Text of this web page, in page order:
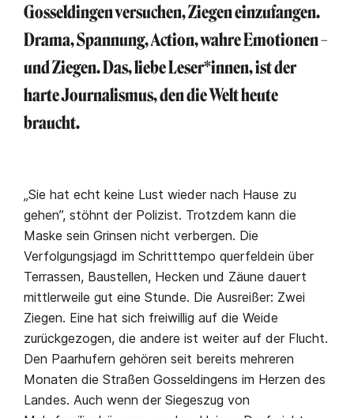
Gosseldingen versuchen, Ziegen einzufangen.
Drama, Spannung, Action, wahre Emotionen –
und Ziegen. Das, liebe Leser*innen, ist der
harte Journalismus, den die Welt heute
braucht.
„Sie hat echt keine Lust wieder nach Hause zu
gehen”, stöhnt der Polizist. Trotzdem kann die
Maske sein Grinsen nicht verbergen. Die
Verfolgungsjagd im Schritttempo querfeldein über
Terrassen, Baustellen, Hecken und Zäune dauert
mittlerweile gut eine Stunde. Die Ausreißer: Zwei
Ziegen. Eine hat sich freiwillig auf die Weide
zurückgezogen, die andere ist weiter auf der Flucht.
Den Paarhufern gehören seit bereits mehreren
Monaten die Straßen Gosseldingens im Herzen des
Landes. Auch wenn der Siegeszug von